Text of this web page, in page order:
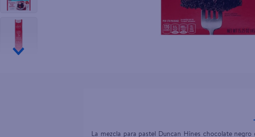
La mezcla para pastel Duncan Hines chocolate